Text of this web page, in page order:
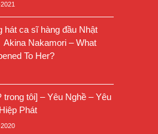
hát ca sĩ hàng đầu Nhật
Akina Nakamori – What
To Her?
trong tôi] – Yêu Nghề – Yêu
Phát